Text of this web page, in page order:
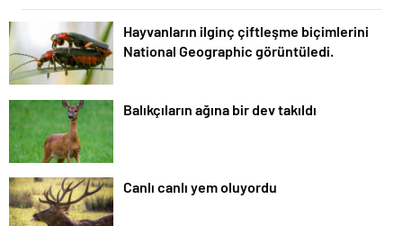
Hayvanların ilginç çiftleşme biçimlerini
National Geographic görüntüledi.
Balıkçıların ağına bir dev takıldı
Canlı canlı yem oluyordu